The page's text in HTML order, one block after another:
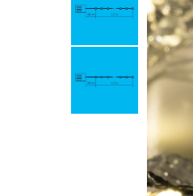
Motopompe
Hidrofoare
Hidrofor cu pompa submersibila
Pompe de stropit
Pompe de stropit electrice
Pompe de stropit manuale